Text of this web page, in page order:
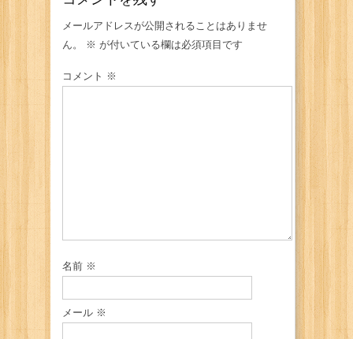
メールアドレスが公開されることはありませ
ん。
※ が付いている欄は必須項目です
コメント ※
名前 ※
メール ※